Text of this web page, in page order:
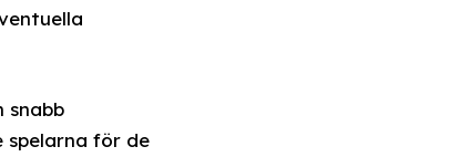
snabb
för de